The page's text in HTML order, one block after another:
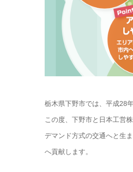
栃木県下野市では、平成28
この度、下野市と日本工営
デマンド方式の交通へと生
へ貢献します。